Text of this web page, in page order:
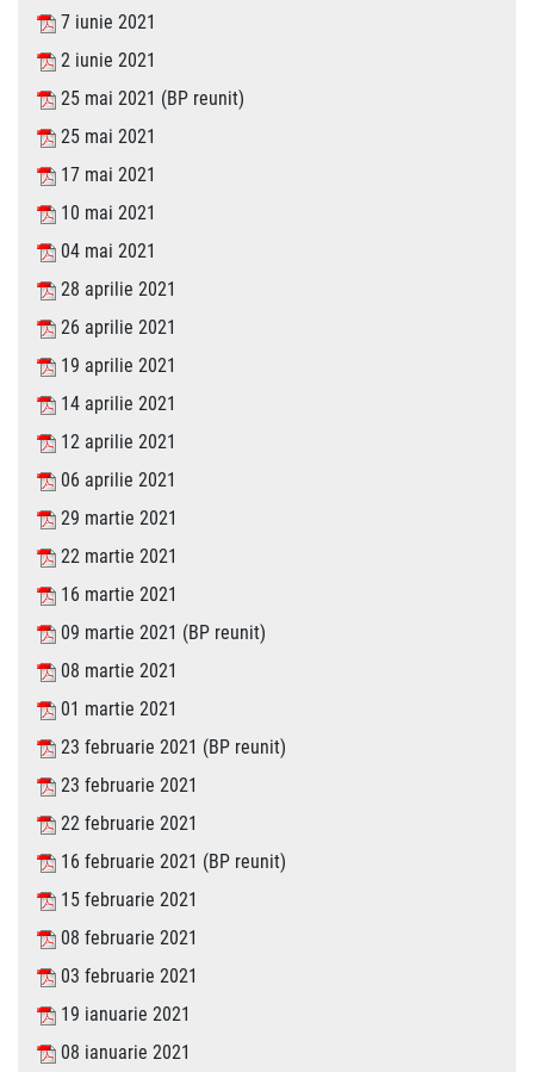
7 iunie 2021
2 iunie 2021
25 mai 2021 (BP reunit)
25 mai 2021
17 mai 2021
10 mai 2021
04 mai 2021
28 aprilie 2021
26 aprilie 2021
19 aprilie 2021
14 aprilie 2021
12 aprilie 2021
06 aprilie 2021
29 martie 2021
22 martie 2021
16 martie 2021
09 martie 2021 (BP reunit)
08 martie 2021
01 martie 2021
23 februarie 2021 (BP reunit)
23 februarie 2021
22 februarie 2021
16 februarie 2021 (BP reunit)
15 februarie 2021
08 februarie 2021
03 februarie 2021
19 ianuarie 2021
08 ianuarie 2021